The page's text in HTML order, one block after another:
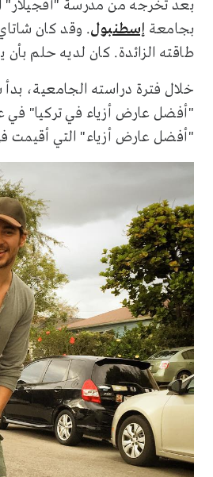
بعد تخرجه من مدرسة "أفجيلار"
بجامعة إسطنبول. وقد كان
طاقته الزائدة. كان لديه حلم
"أفضل عارض أزياء" التي أقيمت في